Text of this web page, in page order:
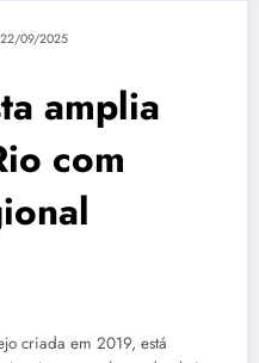
22/09/2025
amplia
com
criada em 2019, está